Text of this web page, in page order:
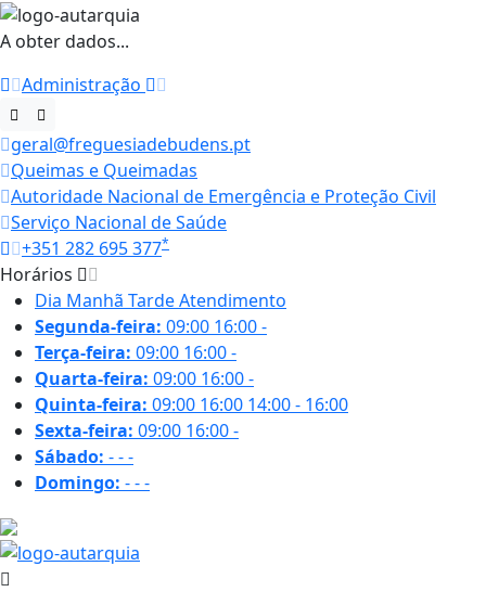
A obter dados...
Administração
geral@freguesiadebudens.pt
Queimas e Queimadas
Autoridade Nacional de Emergência e Proteção Civil
Serviço Nacional de Saúde
+351 282 695 377*
Horários
Dia Manhã TardeAtendimento
Segunda-feira: 09:00 16:00-
Terça-feira: 09:00 16:00-
Quarta-feira: 09:00 16:00-
Quinta-feira: 09:00 16:00 14:00 - 16:00
Sexta-feira: 09:00 16:00-
Sábado: ---
Domingo: ---